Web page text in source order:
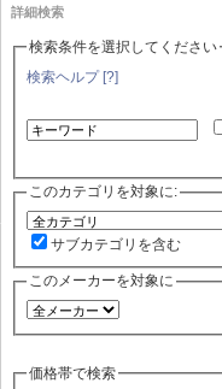
詳細検索
検索条件を選択してください
検索ヘルプ [?]
このカテゴリを対象に:
サブカテゴリを含む
このメーカーを対象に
価格帯で検索